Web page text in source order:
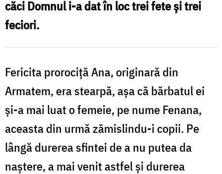
căci Domnul i-a dat în loc trei fete şi trei
feciori.
Fericita prorociţă Ana, originară din
Armatem, era stearpă, aşa că bărbatul ei
şi-a mai luat o femeie, pe nume Fenana,
aceasta din urmă zămislindu-i copii. Pe
lângă durerea sfintei de a nu putea da
naştere, a mai venit astfel şi durerea